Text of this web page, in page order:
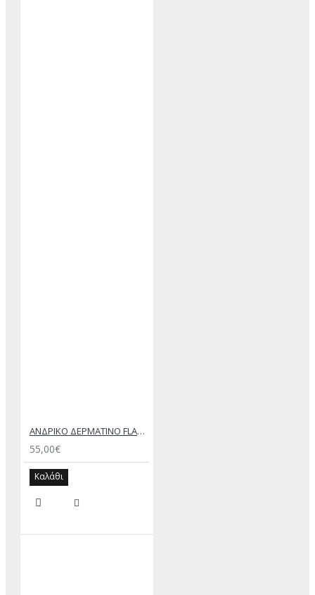
ΑΝΔΡΙΚΟ ΔΕΡΜΑΤΙΝΟ FLAT ΣΑΝΔΑΛΙ ΤΖΙΝ ΚΕΡΙ ΕΚΤΟΡΑΣ
55,00€
Καλάθι